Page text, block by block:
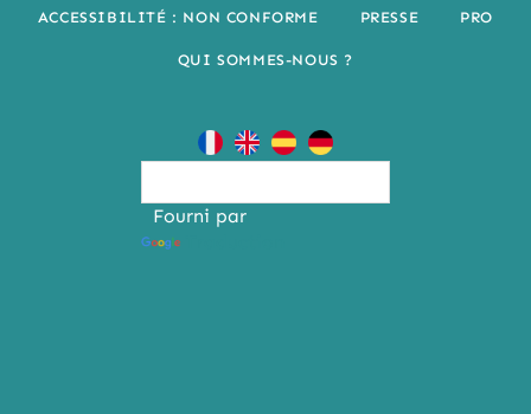
ACCESSIBILITÉ : NON CONFORME PRESSE PRO
QUI SOMMES-NOUS ?
Fourni par